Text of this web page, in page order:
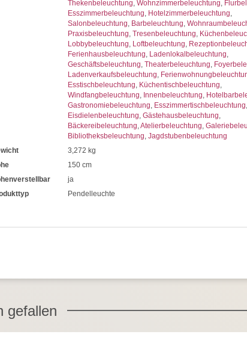
Thekenbeleuchtung, Wohnzimmerbeleuchtung,
Esszimmerbeleuchtung, Hotelzimmerbeleuchtung,
Salonbeleuchtung, Barbeleuchtung,
Praxisbeleuchtung, Tresenbeleuchtung,
Lobbybeleuchtung, Loftbeleuchtung,
Ferienhausbeleuchtung, Ladenlokalbeleuchtung,
Geschäftsbeleuchtung, Theaterbeleuchtung,
Ladenverkaufsbeleuchtung,
Esstischbeleuchtung, Küchentischbeleuchtung,
Windfangbeleuchtung, Innenbeleuchtung,
Gastronomiebeleuchtung, Esszimmertischbeleuchtung,
Eisdielenbeleuchtung, Gästehausbeleuchtung,
Bäckereibeleuchtung,Atelierbeleuchtung,
Bibliotheksbeleuchtung, Jagdstubenbeleuchtung
3,272 kg
150 cm
ja
Pendelleuchte
gefallen